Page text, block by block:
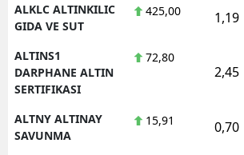
ALKLC ALTINKILIC
GIDA VE SUT
425,00 1,19
ALTINS1
DARPHANE ALTIN
SERTIFIKASI
72,80
2,45
ALTNY ALTINAY
SAVUNMA
15,91 0,70